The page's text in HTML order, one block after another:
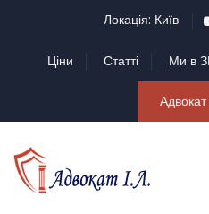
Локація: Київ
Ціни Статті Ми в